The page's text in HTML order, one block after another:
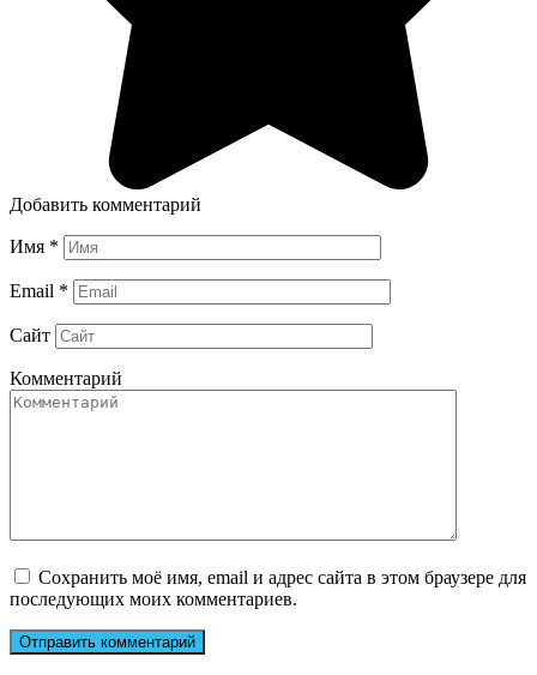
Добавить комментарий
Имя *
Email *
Сайт
Комментарий
Сохранить моё имя, email и адрес сайта в этом браузере для
последующих моих комментариев.